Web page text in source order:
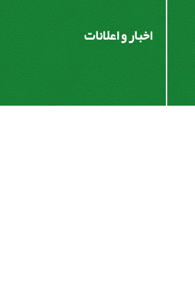
اخبار و اعلانات